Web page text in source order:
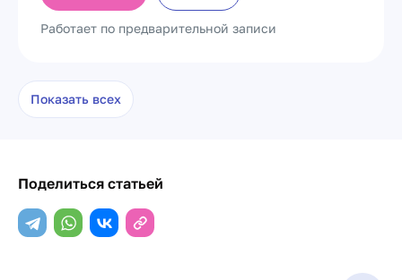
Работает по предварительной записи
Показать всех
Поделиться статьей